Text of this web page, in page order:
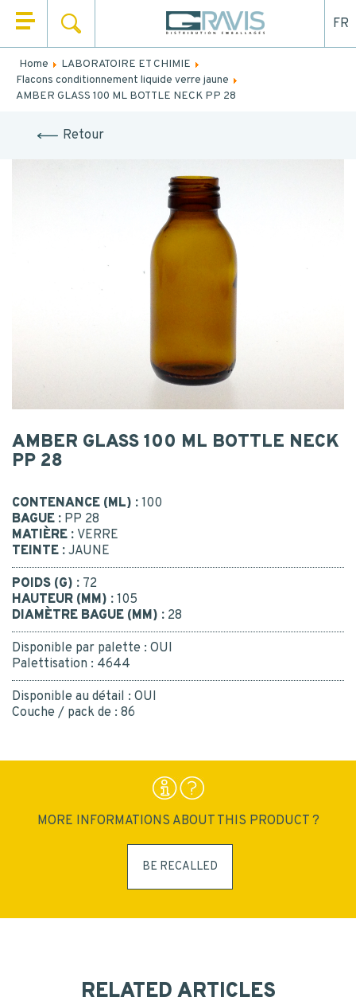
HOME
WHO ARE WE
OUR SERVICES
NEWS
Or call us : 02 41 96 90 10
FR
Home
LABORATOIRE ET CHIMIE
Flacons conditionnement liquide verre jaune
AMBER GLASS 100 ML BOTTLE NECK PP 28
Retour
AMBER GLASS 100 ML BOTTLE NECK
PP 28
CONTENANCE (ML) : 100
BAGUE : PP 28
MATIÈRE : VERRE
TEINTE : JAUNE
POIDS (G) : 72
HAUTEUR (MM) : 105
DIAMÈTRE BAGUE (MM) : 28
Disponible par palette : OUI
Palettisation : 4644
Disponible au détail : OUI
Couche / pack de : 86
MORE INFORMATIONS ABOUT THIS PRODUCT ?
BE RECALLED
RELATED ARTICLES
Fill out the form below to be recalled or contacted by
mail.
FIRST NAME
I consent to the collection, processing, use of my
personal data. *
*
SUBMIT